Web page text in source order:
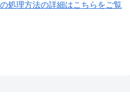
処理方法の詳細はこちらをご覧